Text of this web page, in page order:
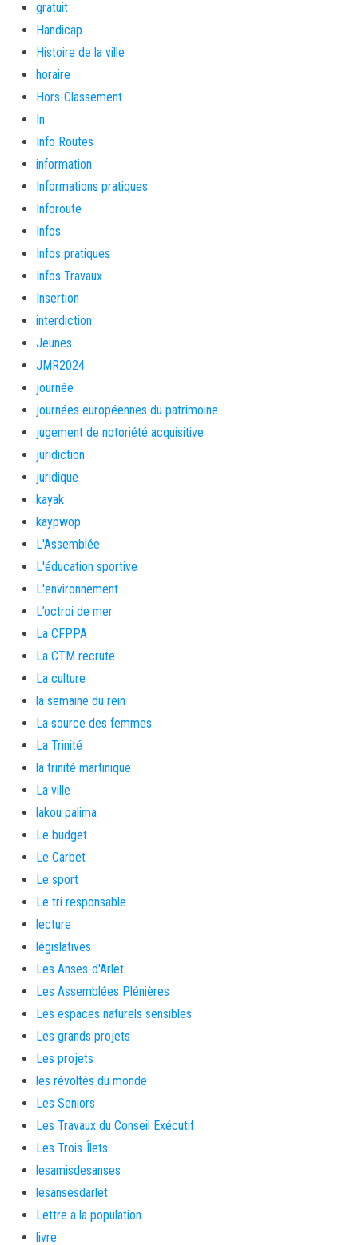
gratuit
Handicap
Histoire de la ville
horaire
Hors-Classement
In
Info Routes
information
Informations pratiques
Inforoute
Infos
Infos pratiques
Infos Travaux
Insertion
interdiction
Jeunes
JMR2024
journée
journées européennes du patrimoine
jugement de notoriété acquisitive
juridiction
juridique
kayak
kaypwop
L'Assemblée
L'éducation sportive
L'environnement
L’octroi de mer
La CFPPA
La CTM recrute
La culture
la semaine du rein
La source des femmes
La Trinité
la trinité martinique
La ville
lakou palima
Le budget
Le Carbet
Le sport
Le tri responsable
lecture
législatives
Les Anses-d'Arlet
Les Assemblées Plénières
Les espaces naturels sensibles
Les grands projets
Les projets
les révoltés du monde
Les Seniors
Les Travaux du Conseil Exécutif
Les Trois-Îlets
lesamisdesanses
lesansesdarlet
Lettre a la population
livre